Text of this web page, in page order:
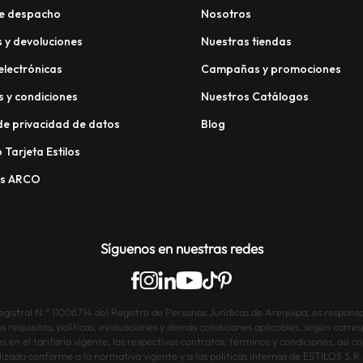
despacho
y devoluciones
y condiciones
privacidad de datos
Estilos
ARCO
Nosotros
Nuestras tiendas
Campañas y promociones
Nuestros Catálogos
Blog
Síguenos en nuestras redes
N.° 11006714 del Registro de Personas Jurídicas de Arequipa, es
políticas, evaluaciones y demás condiciones aplicables, según
en el tarifario vigente, los respectivos contratos, términos y condiciones, así
conforme a la normativa vigente y a las políticas internas de ESTILOS